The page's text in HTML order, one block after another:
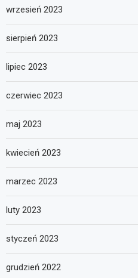
wrzesień 2023
sierpień 2023
lipiec 2023
czerwiec 2023
maj 2023
kwiecień 2023
marzec 2023
luty 2023
styczeń 2023
grudzień 2022